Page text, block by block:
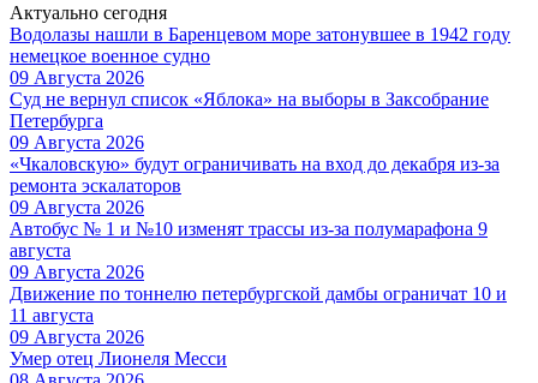
Актуально сегодня
Водолазы нашли в Баренцевом море затонувшее в 1942 году
немецкое военное судно
09 Августа 2026
Суд не вернул список «Яблока» на выборы в Заксобрание
Петербурга
09 Августа 2026
«Чкаловскую» будут ограничивать на вход до декабря из-за
ремонта эскалаторов
09 Августа 2026
Автобус № 1 и №10 изменят трассы из-за полумарафона 9
августа
09 Августа 2026
Движение по тоннелю петербургской дамбы ограничат 10 и
11 августа
09 Августа 2026
Умер отец Лионеля Месси